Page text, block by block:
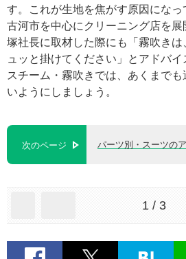
す。これが生地を焦がす原因にな
古河市を中心にクリーニング店を
塚社長に取材した際にも「霧吹き
ュッと掛けてください」とアドバイ
スチーム・霧吹きでは、あくまで
いようにしましょう。
次のページ パーツ別・スーツの
1 / 3